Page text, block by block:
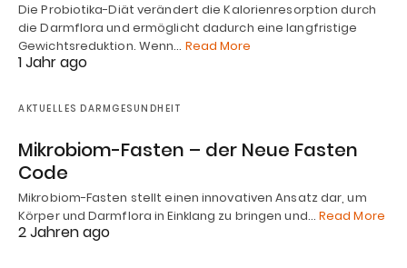
Die Probiotika-Diät verändert die Kalorienresorption durch
die Darmflora und ermöglicht dadurch eine langfristige
Gewichtsreduktion. Wenn… Read More
1 Jahr ago
AKTUELLES DARMGESUNDHEIT
Mikrobiom-Fasten – der Neue Fasten
Code
Mikrobiom-Fasten stellt einen innovativen Ansatz dar, um
Körper und Darmflora in Einklang zu bringen und… Read More
2 Jahren ago